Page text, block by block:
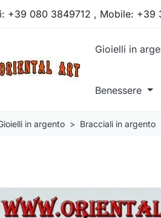
+39 080 3849712 , Mobile: +39
Gioielli in
Benessere
in argento Bracciali in argento